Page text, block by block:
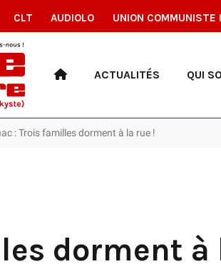
CLT AUDIOLO UNION COMMUNISTE
ACTUALITÉS QUI
: Trois familles dorment à la rue !
dorment à